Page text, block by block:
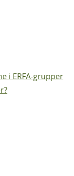
i ERFA-grupper